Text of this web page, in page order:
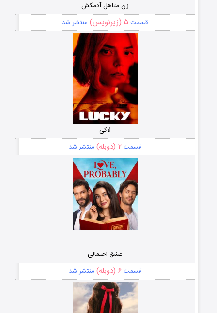
زن متاهل آدمکش
قسمت ۵ (زیرنویس) منتشر شد
لاکی
قسمت ۲ (دوبله) منتشر شد
عشق احتمالی
قسمت ۶ (دوبله) منتشر شد